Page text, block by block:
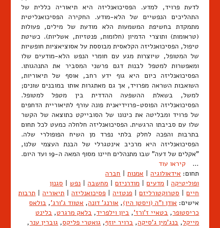
לדעת פרויד, למדע. הפסיכואנליזה היא תיאוריה כללית של
התהליכים הנפשיים של הלא-מודע. החקירה הפסיכואנליטית
מתמקדת בחשיפת המשמעות הלא מודעת של מילים, פעולות
(טראומות) ותוצרי הדמיון (חלומות, פנטזיות, אשליות). כשיטת
טיפול, הפסיכואנליזה הקלאסית מבוססת על אסוציאציות חופשיות
של המטופל, שיוצרות מגע עם חומרי הנפש הלא-מודעים שלו
ומאפשרות למטפל לבנות דגם פרשני המסביר את התנהגותו.
הפסיכואנליזה כיום היא גוף ידע רחב, אוסף של תיאוריות,
השואבות השראה מפרויד, אך גם מאתגרות אותו במובנים שונים;
למשל, בשאלת ההשפעה ההדדית בין מטפל למטופל.
הפסיכואנליזה הפוסט-פרוידיאנית פונה עורף לתיאוריית הדחפים
של פרויד ומבליטה את כינונו של הסובייקט כתוצאה של הקשר
שלו עם סביבתו הרגשית. הפסיכואנליזה חלחלה כמעט לכל תחום
בתרבות והפכה לחלק בלתי נפרד מן השיח הפופולרי שלה.
הפסיכואנליזה היא מרכיב אינטגרלי של הבנת העצמי שלנו,
"אקלים של דעה" שבו מתנהלים חיינו מסוף המאה ה-19 ועד היום.
… קיראו עוד
תחום: אידאולוגיה אמנות
חברה
ופוליטיקה
מדעים מודרניזם מחשבה נפש
סגנון
חיים
סטרוקטורליזם פנטזיה פסיכואנליזה תיאוריה
תרבות
אישים: אודן ו"ה (ויסטן היו), אורנג' דונה, אטווד ג'ורג', בולאס
כריסטופר, בטאיי ז'ורז', ביון וילפריד, בלאק מרגרט, בלינט
מייקל, בנג'מין ג'סיקה, ברויר יוזף, גואטרי פליקס, גוברין ענר,